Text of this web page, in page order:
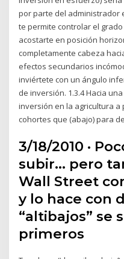
por parte del administrador
te permite controlar el
acostarte en posición
completamente cabeza
efectos secundarios
inviértete con un ángulo
de inversión. 1.3.4 Hacia
inversión en la agricultura a
cohortes que (abajo) para
3/18/2010 ·
subir… pero
Wall Street
y lo hace con
“altibajos” se
primeros